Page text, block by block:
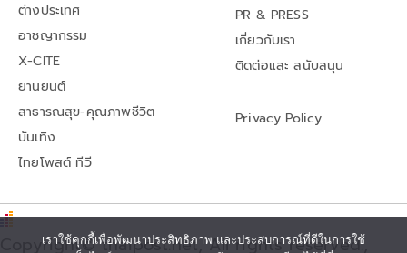
ต่างประเทศ
อาชญากรรม
X-CITE
ยานยนต์
สาธารณสุข-คุณภาพชีวิต
บันเทิง
ไทยโพสต์ ทีวี
PR & PRESS
เกี่ยวกับเรา
ติดต่อและ สนับสนุน
Privacy Policy
Copyright© thaipost.net, All rights reserved.,
เราใช้คุกกี้เพื่อพัฒนาประสิทธิภาพ และประสบการณ์ที่ดีในการใช้